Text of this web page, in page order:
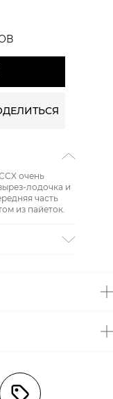
очень
лодочка и
часть
из пайеток.